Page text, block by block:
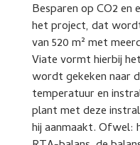
Besparen op CO2 en
het project, dat
van 520 m² met
Viate vormt hierbij
wordt gekeken naar
temperatuur en
plant met deze
hij aanmaakt. Ofwel: